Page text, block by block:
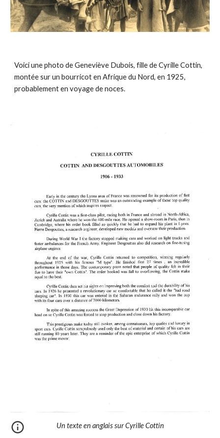
Voici une photo de Geneviève Dubois, fille de Cyrille Cottin,
montée sur un bourricot en Afrique du Nord, en 1925,
probablement en voyage de noces.
Un texte en anglais sur Cyrille Cottin